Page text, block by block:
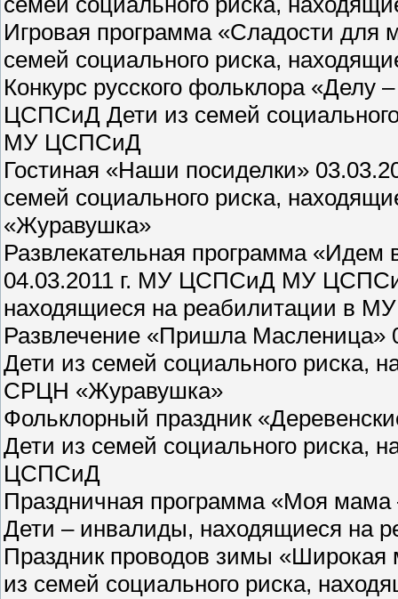
Игровая программа «Сладости
семей социального риска,
Конкурс русского фольклора «Делу
ЦСПСиД Дети из семей
МУ ЦСПСиД
Гостиная «Наши посиделки»
семей социального риска,
«Журавушка»
Развлекательная программа «Идем
04.03.2011 г. МУ ЦСПСиД МУ
находящиеся на реабилитации в
Развлечение «Пришла
Дети из семей социального риска,
СРЦН «Журавушка»
Фольклорный праздник
Дети из семей социального риска,
ЦСПСиД
Праздничная программа «Моя
Дети – инвалиды, находящиеся
Праздник проводов зимы
из семей социального риска,